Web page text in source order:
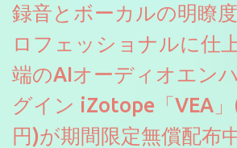
録音とボーカルの明瞭
ロフェッショナルに仕
端のAIオーディオエン
グイン iZotope「VEA」
円)が期間限定無償配布